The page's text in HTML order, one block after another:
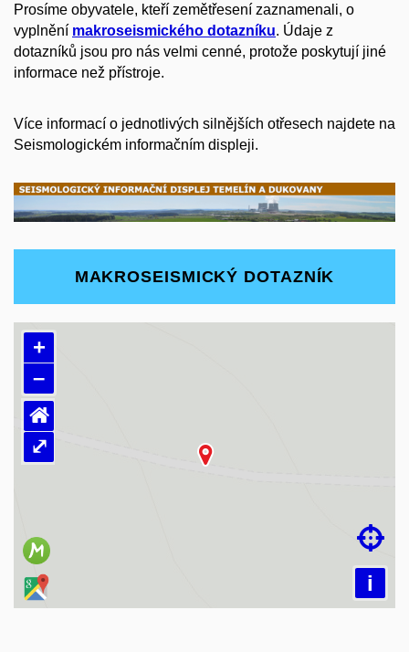
Prosíme obyvatele, kteří zemětřesení zaznamenali, o
vyplnění makroseismického dotazníku. Údaje z
dotazníků jsou pro nás velmi cenné, protože poskytují jiné
informace než přístroje.
Více informací o jednotlivých silnějších otřesech najdete na
Seismologickém informačním displeji.
MAKROSEISMICKÝ DOTAZNÍK
+
–
i

⌂
⤢